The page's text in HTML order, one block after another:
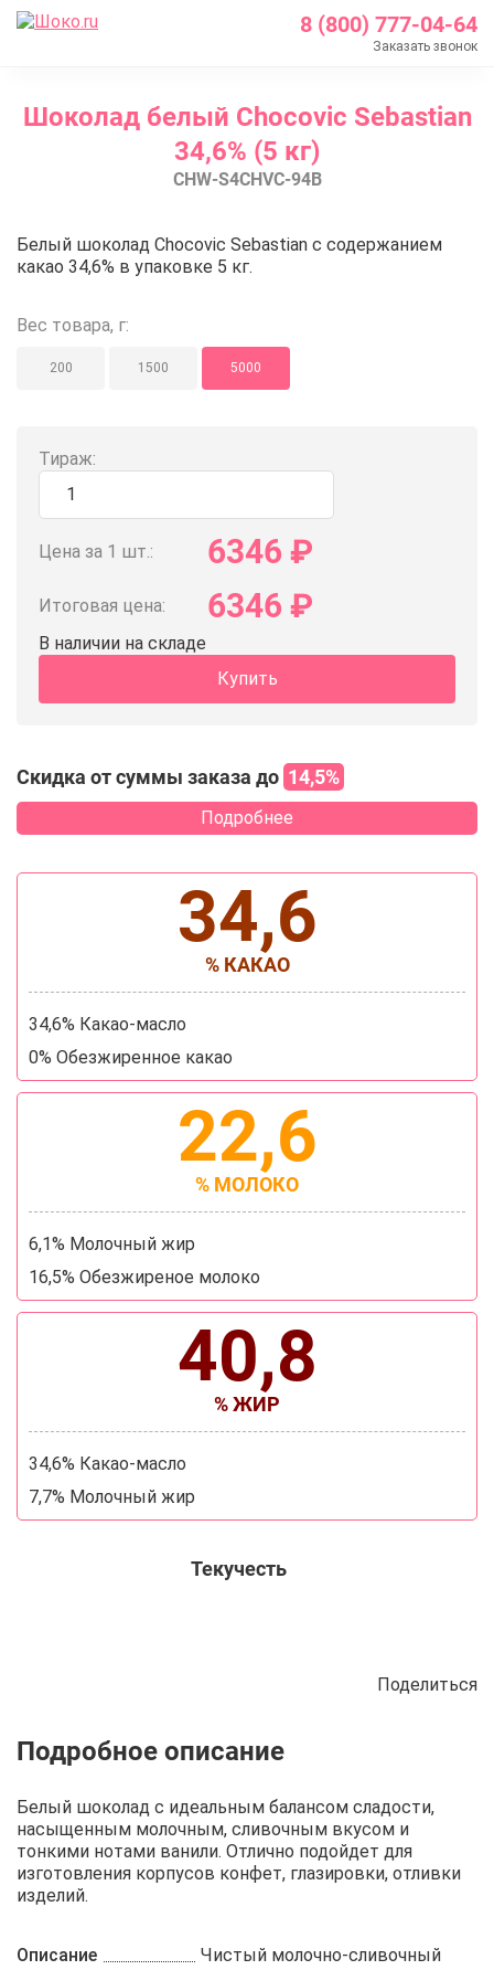
8 (800) 777-04-64
Заказать звонок
Каталог
Шоколад Barry Callebaut
Белый шоколад
Шоколад белый Chocovic Sebastian
34,6% (5 кг)
CHW-S4CHVC-94B
Шоколад белый Chocovic
Белый шоколад Chocovic Sebastian с содержанием
какао 34,6% в упаковке 5 кг.
Вес товара, г:
200 1500 5000
Тираж:
Цена за 1 шт.: 6346 ₽
Итоговая цена: 6346 ₽
В наличии на складе
Купить
Скидка от суммы заказа до 14,5%
Подробнее
34,6
% КАКАО
34,6% Какао-масло
0% Обезжиренное какао
22,6
% МОЛОКО
6,1% Молочный жир
16,5% Обезжиреное молоко
40,8
% ЖИР
34,6% Какао-масло
7,7% Молочный жир
Текучесть
Поделиться
Описание Отзывы Рецепты
Белый шоколад с идеальным балансом сладости,
насыщенным молочным, сливочным вкусом и
тонкими нотами ванили. Отлично подойдет для
изготовления корпусов конфет, глазировки, отливки
изделий.
Описание
Чистый молочно-сливочный